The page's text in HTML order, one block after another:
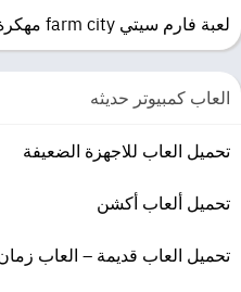
لعبة فارم سيتي farm city مهكرة (عملات / أموال غير محدودة)
العاب كمبيوتر حديثه
تحميل العاب للاجهزة الضعيفة
تحميل ألعاب أكشن
تحميل العاب قديمة – العاب